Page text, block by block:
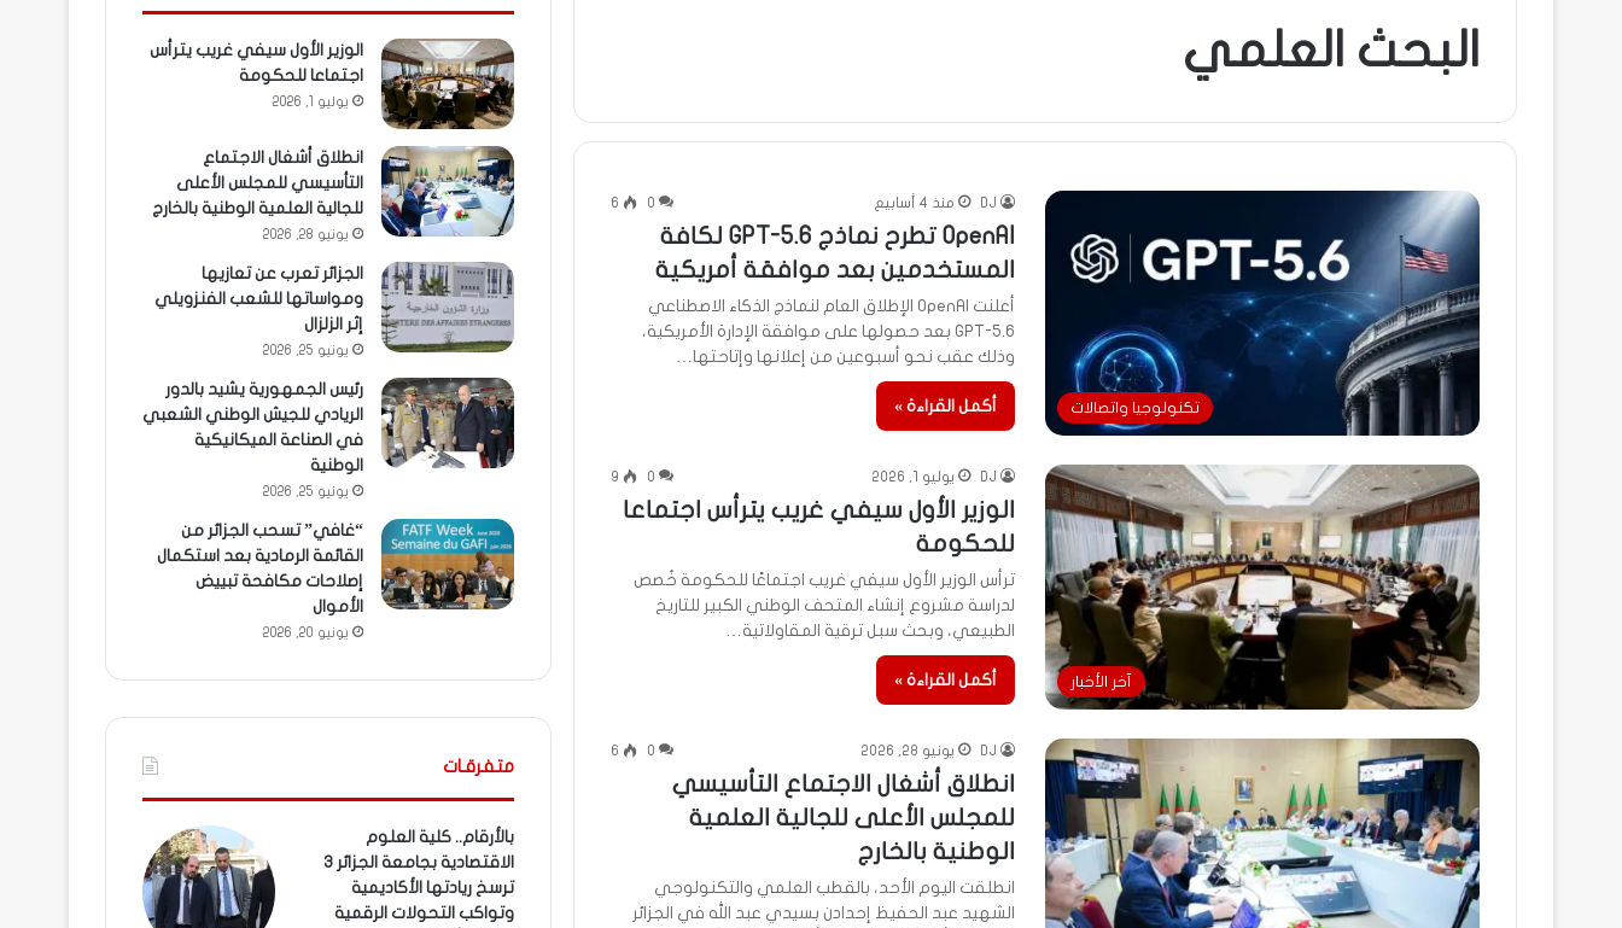
البحث العلمي
تكنولوجيا واتصالات
DJ منذ 4 أسابيع 0
6
OpenAI تطرح نماذج GPT-5.6 لكافة
المستخدمين بعد موافقة أمريكية
أعلنت OpenAI الإطلاق العام لنماذج الذكاء الاصطناعي
GPT-5.6 بعد حصولها على موافقة الإدارة الأمريكية،
وذلك عقب نحو أسبوعين من إعلانها وإتاحتها…
أكمل القراءة »
آخر الأخبار
DJ يوليو 1, 2026 0
9
الوزير الأول سيفي غريب يترأس اجتماعا
للحكومة
ترأس الوزير الأول سيفي غريب اجتماعًا للحكومة خُصص
لدراسة مشروع إنشاء المتحف الوطني الكبير للتاريخ
الطبيعي، وبحث سبل ترقية المقاولاتية…
أكمل القراءة »
DJ يونيو 28, 2026 0
6
انطلاق أشغال الاجتماع التأسيسي
للمجلس الأعلى للجالية العلمية
الوطنية بالخارج
انطلقت اليوم الأحد، بالقطب العلمي والتكنولوجي
الشهيد عبد الحفيظ إحدادن بسيدي عبد الله في الجزائر
الوزير الأول سيفي غريب يترأس
اجتماعا للحكومة
يوليو 1, 2026
انطلاق أشغال الاجتماع
التأسيسي للمجلس الأعلى
للجالية العلمية الوطنية بالخارج
يونيو 28, 2026
الجزائر تعرب عن تعازيها
ومواساتها للشعب الفنزويلي
إثر الزلزال
يونيو 25, 2026
رئيس الجمهورية يشيد بالدور
الريادي للجيش الوطني الشعبي
في الصناعة الميكانيكية
الوطنية
يونيو 25, 2026
“غافي” تسحب الجزائر من
القائمة الرمادية بعد استكمال
إصلاحات مكافحة تبييض
الأموال
يونيو 20, 2026
متفرقـات
بالأرقام.. كلية العلوم
الاقتصادية بجامعة الجزائر 3
ترسخ ريادتها الأكاديمية
وتواكب التحولات الرقمية